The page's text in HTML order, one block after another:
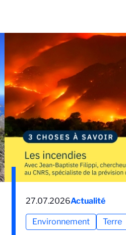
27.07.2026Actualité
Environnement Terre